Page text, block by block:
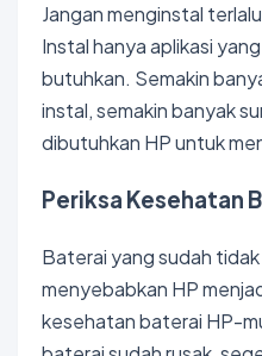
Jangan menginstal
Instal hanya aplikasi
butuhkan. Semakin
instal, semakin banyak
dibutuhkan HP untuk
Periksa Kesehatan
Baterai yang sudah
menyebabkan HP
kesehatan baterai HP-